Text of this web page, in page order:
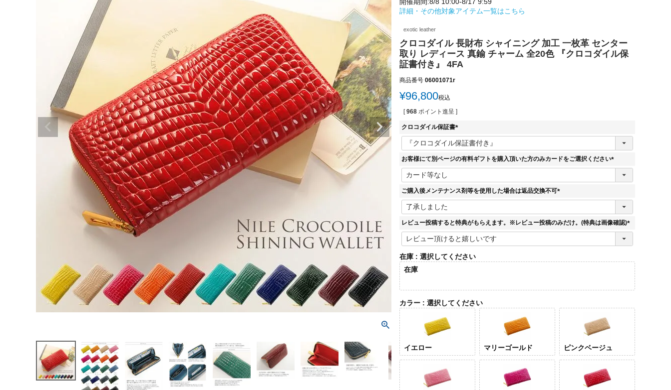
イエロー
詳細・その他対象アイテム一覧はこちら
exotic leather
クロコダイル 長財布 シャイニング 加工 一枚革 センター
取り レディース 真鍮 チャーム 全20色 『クロコダイル保
証書付き』 4FA
商品番号 06001071r
¥96,800税込
[ 968 ポイント進呈 ]
クロコダイル保証書
(
必
須
お客様にて別ページの有料ギフトを購入頂いた方のみカードをご選択ください
(
ご購入後メンテナンス剤等を使用した場合は返品交換不可
(
須
レビュー投稿すると特典がもらえます。※レビュー投稿のみだけ。(特典は画像確認)
(
)
在庫
選択してください
在庫
カラー 選択してください
イエロー マリーゴールド ピンクベージュ